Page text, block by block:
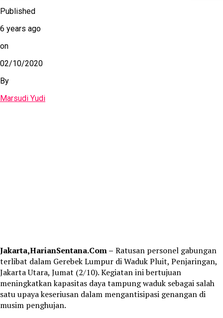
Published
6 years ago
on
02/10/2020
By
Marsudi Yudi
Jakarta,HarianSentana.Com – Ratusan personel gabungan
terlibat dalam Gerebek Lumpur di Waduk Pluit, Penjaringan,
Jakarta Utara, Jumat (2/10). Kegiatan ini bertujuan
meningkatkan kapasitas daya tampung waduk sebagai salah
satu upaya keseriusan dalam mengantisipasi genangan di
musim penghujan.